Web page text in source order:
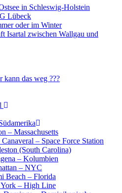
in Schleswig-Holstein
Lübeck
oder im Winter
Isartal zwischen Wallgau und
kann das weg ???
– Massachusetts
Canaveral – Space Force Station
(South Carolina)
– Kolumbien
– NYC
Beach – Florida
– High Line